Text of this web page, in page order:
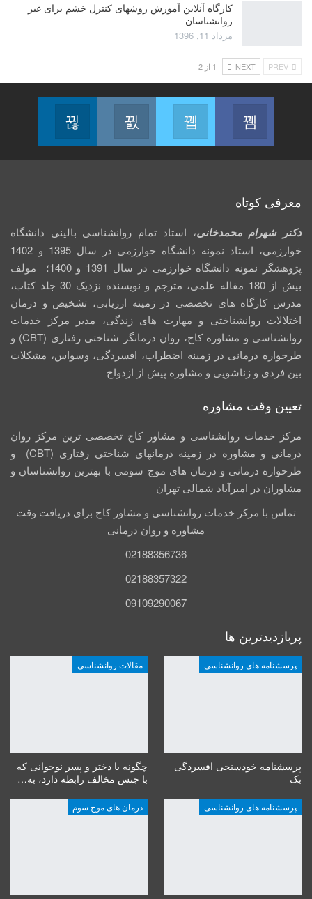
کارگاه آنلاین آموزش روشهای کنترل خشم برای غیر
روانشناسان
مرداد 11, 1396
NEXT 1 از 2
Facebook
Join us on Facebook
Twitter
Join us on Twitter
Instagram
Join us on Instagram
معرفی کوتاه
دکتر شهرام محمدخانی، استاد تمام روانشناسی بالینی دانشگاه
خوارزمی، استاد نمونه دانشگاه خوارزمی در سال 1395 و 1402
پژوهشگر نمونه دانشگاه خوارزمی در سال 1391 و 1400؛ مولف
بیش از 180 مقاله علمی، مترجم و نویسنده نزدیک 30 جلد کتاب،
مدرس کارگاه­ های تخصصی در زمینه ارزیابی، تشخیص و درمان
اختلالات روانشناختی و مهارت های زندگی، مدیر مرکز خدمات
روانشناسی و مشاوره کاج، روان­ درمانگر شناختی رفتاری (CBT) و
طرحواره درمانی در زمینه اضطراب، افسردگی، وسواس، مشکلات
بین فردی و زناشویی و مشاوره پیش از ازدواج
تعیین وقت مشاوره
مرکز خدمات روانشناسی و مشاور کاج تخصصی‏ ترین مرکز روان
درمانی و مشاوره در زمینه درمان‏های شناختی رفتاری (CBT) و
طرحواره درمانی و درمان های موج سومی با بهترین روانشناسان و
مشاوران در امیرآباد شمالی تهران
تماس با مرکز خدمات روانشناسی و مشاور کاج برای دریافت وقت
مشاوره و روان درمانی
02188356736
02188357322
09109290067
پربازدیدترین ها
پرسشنامه های روانشناسی
پرسشنامه خودسنجی افسردگی
بک
مقالات روانشناسی
چگونه با دختر و پسر نوجوانی که
با جنس مخالف رابطه دارد، به…
پرسشنامه های روانشناسی درمان های موج سوم